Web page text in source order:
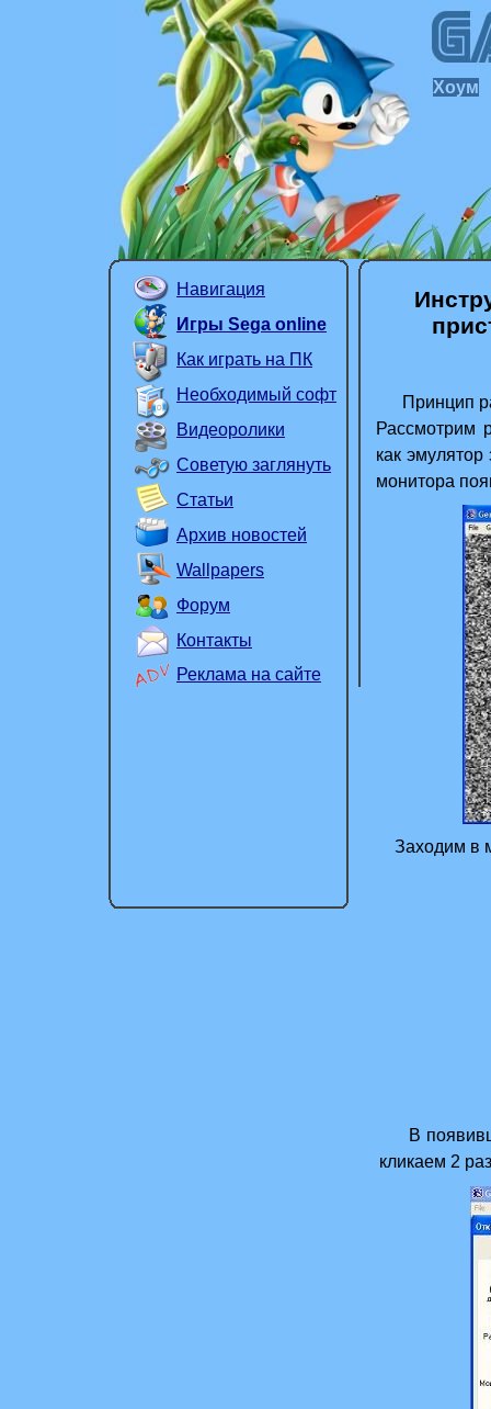
Принцип
Рассмотрим
как эмулятор
монитора
Заходим в
В
кликаем 2
Навигация
Как играть на ПК
Необходимый софт
Советую заглянуть
Архив новостей
Wallpapers
Контакты
Статьи
Видеоролики
Реклама на сайте
Форум
Игры Sega online
Хоум